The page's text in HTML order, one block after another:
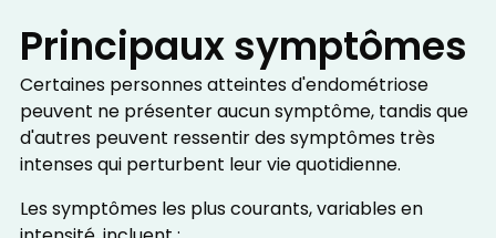
Principaux symptômes
Certaines personnes atteintes d'endométriose
peuvent ne présenter aucun symptôme, tandis que
d'autres peuvent ressentir des symptômes très
intenses qui perturbent leur vie quotidienne.
Les symptômes les plus courants, variables en